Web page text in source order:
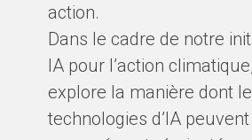
action.
Dans le cadre de notre
IA pour l’action
explore la manière dont
technologies d’IA